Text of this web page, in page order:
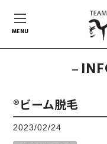
MENU
®ビーム脱毛
2023/02/24